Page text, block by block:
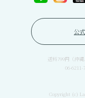
公
送料799円（沖
06-
Copyright (c)